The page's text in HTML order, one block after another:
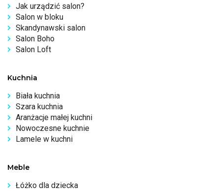
Jak urządzić salon?
Salon w bloku
Skandynawski salon
Salon Boho
Salon Loft
Kuchnia
Biała kuchnia
Szara kuchnia
Aranżacje małej kuchni
Nowoczesne kuchnie
Lamele w kuchni
Meble
Łóżko dla dziecka